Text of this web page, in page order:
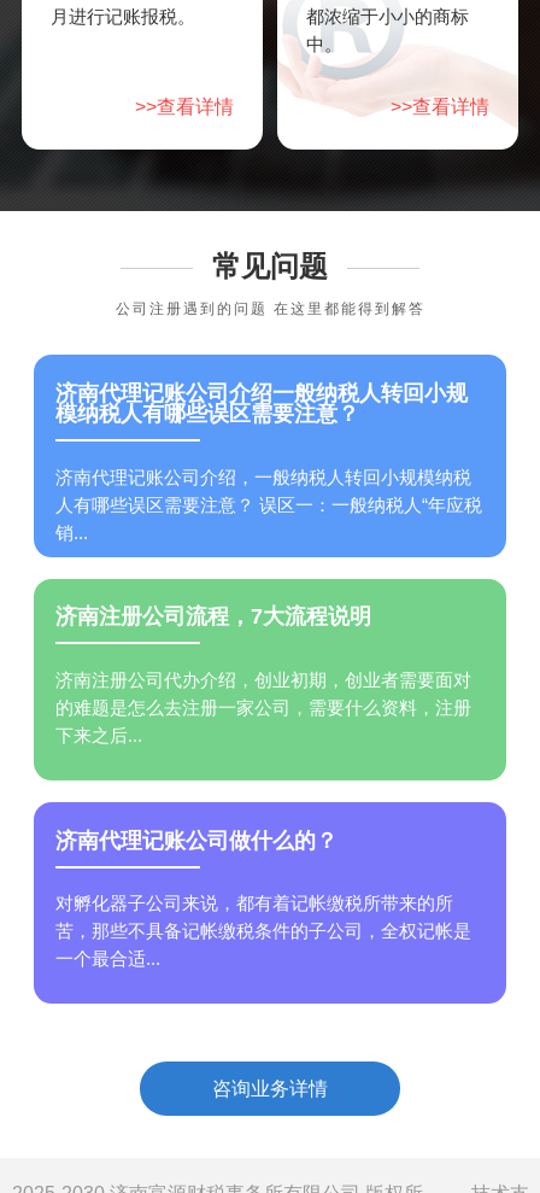
月进行记账报税。
>>查看详情
都浓缩于小小的商标
中。
>>查看详情
常见问题
公司注册遇到的问题 在这里都能得到解答
济南代理记账公司介绍一般纳税人转回小规
模纳税人有哪些误区需要注意？
济南代理记账公司介绍，一般纳税人转回小规模纳税
人有哪些误区需要注意？ 误区一：一般纳税人“年应税
销...
济南注册公司流程，7大流程说明
济南注册公司代办介绍，创业初期，创业者需要面对
的难题是怎么去注册一家公司，需要什么资料，注册
下来之后...
济南代理记账公司做什么的？
对孵化器子公司来说，都有着记帐缴税所带来的所
苦，那些不具备记帐缴税条件的子公司，全权记帐是
一个最合适...
咨询业务详情